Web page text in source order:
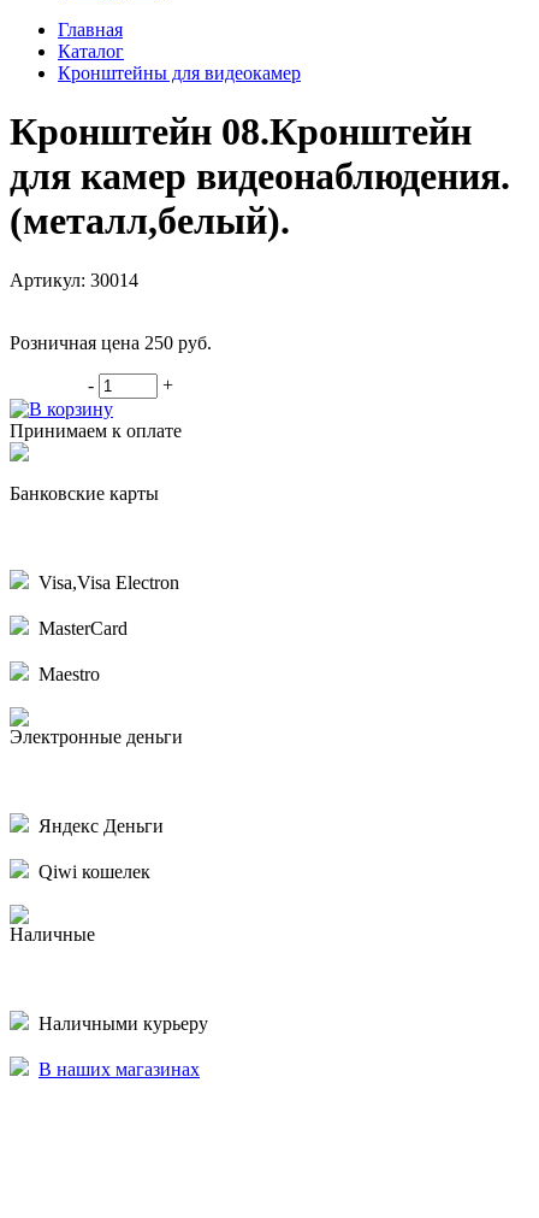
Главная
Каталог
Кронштейны для видеокамер
Кронштейн 08.Кронштейн
для камер видеонаблюдения.
(металл,белый).
Артикул: 30014
Розничная цена 250 руб.
-
+
В корзину
Принимаем к оплате
Банковские карты
Visa,Visa Electron
MasterCard
Maestro
Электронные деньги
Яндекс Деньги
Qiwi кошелек
Наличные
Наличными курьеру
В наших магазинах